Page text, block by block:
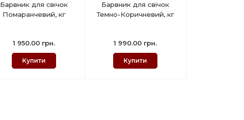
Барвник для свічок
Помаранчевий, кг
1 950.00 грн.
Купити
Барвник для свічок
Темно-Коричневий, кг
1 990.00 грн.
Купити